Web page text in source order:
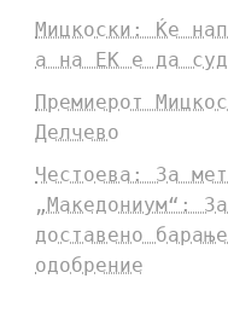
Мицкоски: Ќе
а на ЕК е да
Премиерот
Делчево
Честоева: За
„Македониум“:
доставено
одобрение